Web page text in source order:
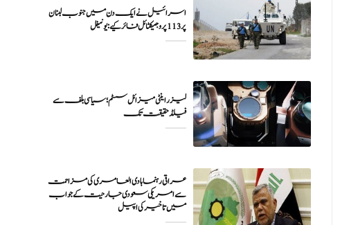
اسرائیل نے ایک دن میں جنوب لبنان
پر 113 پروجیکٹائل فائر کیے: یونیفل
لیزر اینٹی میزائل سسٹم؛ سیاسی بلف سے
فیلڈ حقیقت تک
عراقی رہنما ہادی العامری کی مزاحمت
سے امریکی سعودی جارحیت کے جواب
میں تاخیر کی اپیل